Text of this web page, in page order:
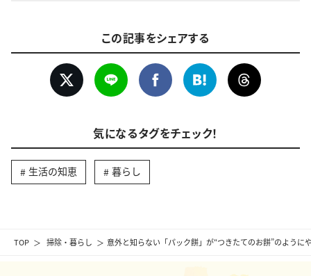
TOP 掃除・暮らし 意外と知らない「パック餅」が“つきたてのお餅”のように
この記事をシェアする
気になるタグをチェック！
生活の知恵 暮らし